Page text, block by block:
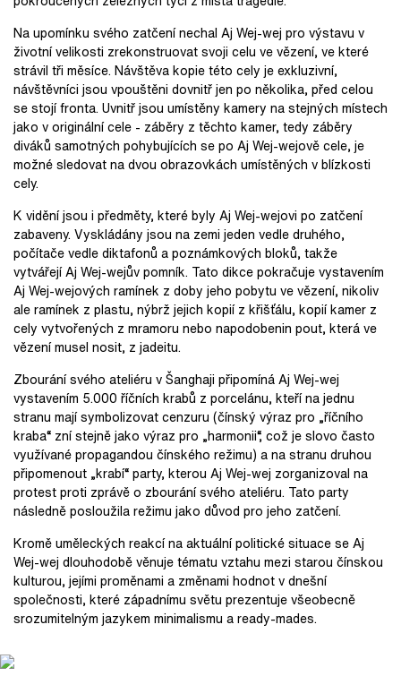
Na upomínku svého zatčení nechal Aj Wej-wej pro výstavu v
životní velikosti zrekonstruovat svoji celu ve vězení, ve které
strávil tři měsíce. Návštěva kopie této cely je exkluzivní,
návštěvníci jsou vpouštěni dovnitř jen po několika, před celou
se stojí fronta. Uvnitř jsou umístěny kamery na stejných místech
jako v originální cele - záběry z těchto kamer, tedy záběry
diváků samotných pohybujících se po Aj Wej-wejově cele, je
možné sledovat na dvou obrazovkách umístěných v blízkosti
cely.
K vidění jsou i předměty, které byly Aj Wej-wejovi po zatčení
zabaveny. Vyskládány jsou na zemi jeden vedle druhého,
počítače vedle diktafonů a poznámkových bloků, takže
vytvářejí Aj Wej-wejův pomník. Tato dikce pokračuje vystavením
Aj Wej-wejových ramínek z doby jeho pobytu ve vězení, nikoliv
ale ramínek z plastu, nýbrž jejich kopií z křišťálu, kopií kamer z
cely vytvořených z mramoru nebo napodobenin pout, která ve
vězení musel nosit, z jadeitu.
Zbourání svého ateliéru v Šanghaji připomíná Aj Wej-wej
vystavením 5.000 říčních krabů z porcelánu, kteří na jednu
stranu mají symbolizovat cenzuru (čínský výraz pro „říčního
kraba“ zní stejně jako výraz pro „harmonii“, což je slovo často
využívané propagandou čínského režimu) a na stranu druhou
připomenout „krabí“ party, kterou Aj Wej-wej zorganizoval na
protest proti zprávě o zbourání svého ateliéru. Tato party
následně posloužila režimu jako důvod pro jeho zatčení.
Kromě uměleckých reakcí na aktuální politické situace se Aj
Wej-wej dlouhodobě věnuje tématu vztahu mezi starou čínskou
kulturou, jejími proměnami a změnami hodnot v dnešní
společnosti, které západnímu světu prezentuje všeobecně
srozumitelným jazykem minimalismu a ready-mades.